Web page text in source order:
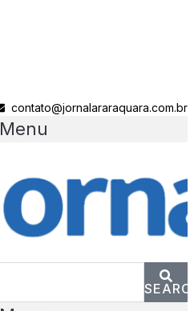
contato@jornalararaquara.com.br
Menu